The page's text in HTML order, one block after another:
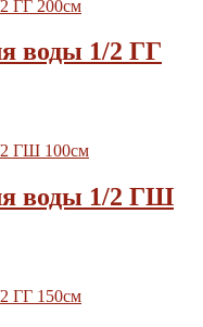
воды 1/2 ГГ
воды 1/2 ГШ